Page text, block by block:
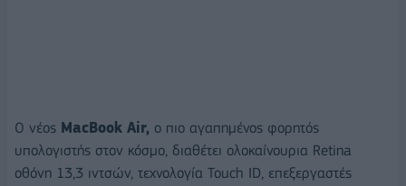
O νέος MacBook Air, ο πιο αγαπημένος φορητός
υπολογιστής στον κόσμο, διαθέτει ολοκαίνουρια Retina
οθόνη 13,3 ιντσών, τεχνολογία Touch ID, επεξεργαστές